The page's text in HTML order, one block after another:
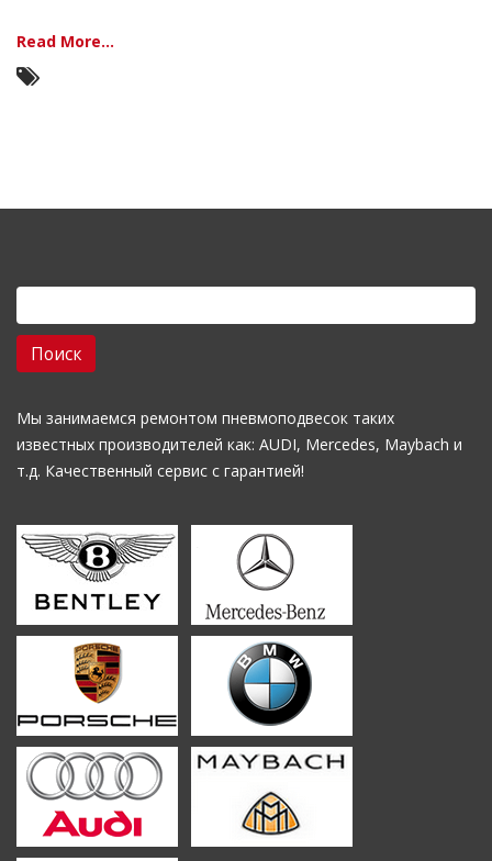
Read More...
Найти:
Мы занимаемся ремонтом пневмоподвесок таких
известных производителей как: AUDI, Mercedes, Maybach и
т.д. Качественный сервис с гарантией!